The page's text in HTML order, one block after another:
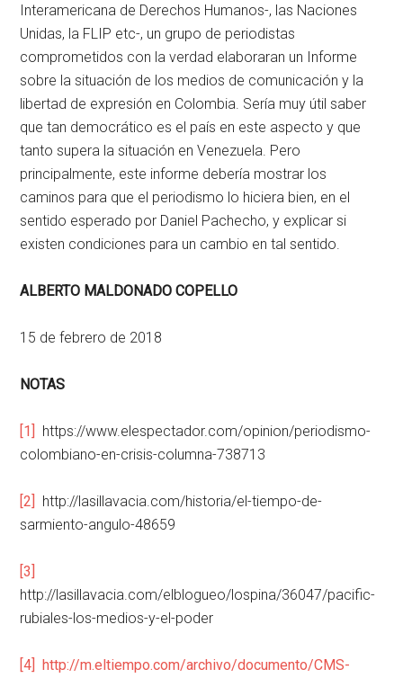
Interamericana de Derechos Humanos-, las Naciones
Unidas, la FLIP etc-, un grupo de periodistas
comprometidos con la verdad elaboraran un Informe
sobre la situación de los medios de comunicación y la
libertad de expresión en Colombia. Sería muy útil saber
que tan democrático es el país en este aspecto y que
tanto supera la situación en Venezuela. Pero
principalmente, este informe debería mostrar los
caminos para que el periodismo lo hiciera bien, en el
sentido esperado por Daniel Pachecho, y explicar si
existen condiciones para un cambio en tal sentido.
ALBERTO MALDONADO COPELLO
15 de febrero de 2018
NOTAS
[1] https://www.elespectador.com/opinion/periodismo-
colombiano-en-crisis-columna-738713
[2] http://lasillavacia.com/historia/el-tiempo-de-
sarmiento-angulo-48659
[3]
http://lasillavacia.com/elblogueo/lospina/36047/pacific-
rubiales-los-medios-y-el-poder
[4] http://m.eltiempo.com/archivo/documento/CMS-